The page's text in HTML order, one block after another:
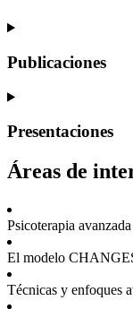
Publicaciones
Presentaciones
Áreas de
Psicoterapia
El modelo
Técnicas y enfoques